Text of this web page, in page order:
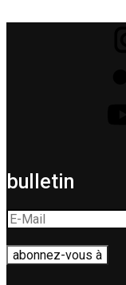
bulletin